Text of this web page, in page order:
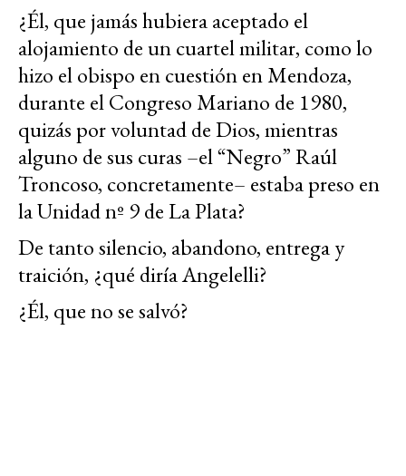
¿Él, que jamás hubiera aceptado el
alojamiento de un cuartel militar, como lo
hizo el obispo en cuestión en Mendoza,
durante el Congreso Mariano de 1980,
quizás por voluntad de Dios, mientras
alguno de sus curas –el “Negro” Raúl
Troncoso, concretamente– estaba preso en
la Unidad nº 9 de La Plata?
De tanto silencio, abandono, entrega y
traición, ¿qué diría Angelelli?
¿Él, que no se salvó?